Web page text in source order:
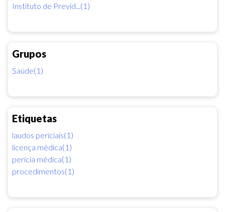
Instituto de Previd...(1)
Grupos
Saúde(1)
Etiquetas
laudos periciais(1)
licença médica(1)
perícia médica(1)
procedimentos(1)